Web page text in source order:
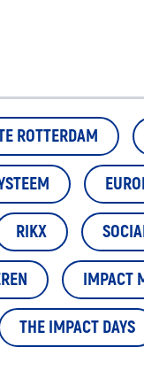
ROTTERDAM
RIKX
IMPACT
THE IMPACT DAYS